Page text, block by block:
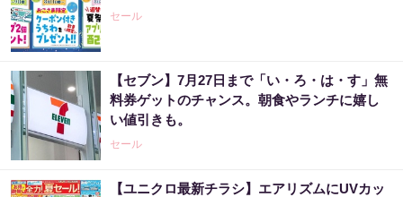
セール
【セブン】7月27日まで「い・ろ・は・す」無
料券ゲットのチャンス。朝食やランチに嬉し
い値引きも。
セール
【ユニクロ最新チラシ】エアリズムにUVカッ